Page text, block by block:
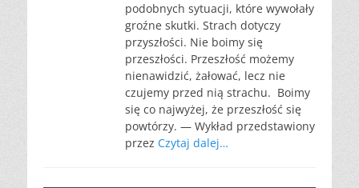
podobnych sytuacji, które wywołały
groźne skutki. Strach dotyczy
przyszłości. Nie boimy się
przeszłości. Przeszłość możemy
nienawidzić, żałować, lecz nie
czujemy przed nią strachu. Boimy
się co najwyżej, że przeszłość się
powtórzy. — Wykład przedstawiony
przez Czytaj dalej…